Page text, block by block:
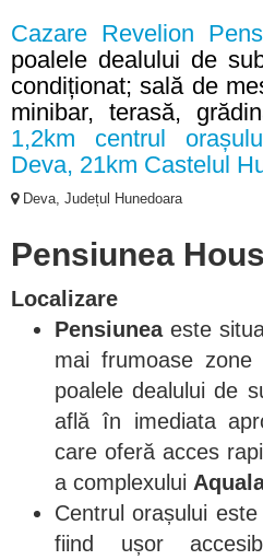
Cazare Revelion
poalele dealului de
condiționat; sală de
minibar, terasă,
1,2km centrul
Deva, 21km Castelul
Deva, Județul Hunedoara
Pensiunea
Localizare
Pensiuneaeste
mai frumoase zone
poalele dealului de
află în imediata
care oferă acces
a complexului
Centrul orașului
fiind ușor